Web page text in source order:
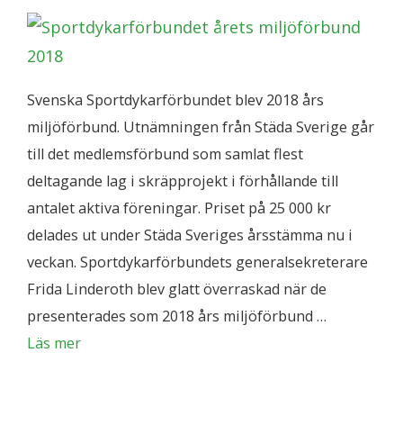
Svenska Sportdykarförbundet blev 2018 års
miljöförbund. Utnämningen från Städa Sverige går
till det medlemsförbund som samlat flest
deltagande lag i skräpprojekt i förhållande till
antalet aktiva föreningar. Priset på 25 000 kr
delades ut under Städa Sveriges årsstämma nu i
veckan. Sportdykarförbundets generalsekreterare
Frida Linderoth blev glatt överraskad när de
presenterades som 2018 års miljöförbund …
Läs mer